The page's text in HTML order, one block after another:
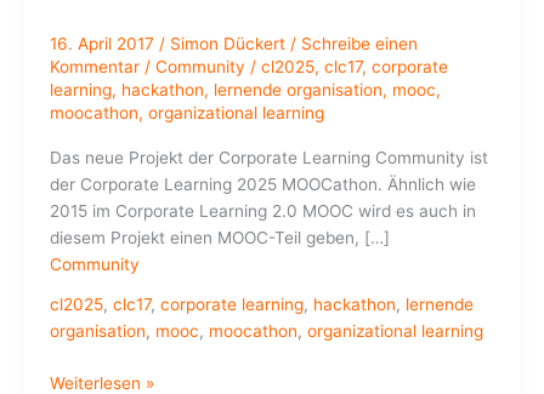
16. April 2017 / Simon Dückert / Schreibe einen
Kommentar / Community / cl2025, clc17, corporate
learning, hackathon, lernende organisation, mooc,
moocathon, organizational learning
Das neue Projekt der Corporate Learning Community ist
der Corporate Learning 2025 MOOCathon. Ähnlich wie
2015 im Corporate Learning 2.0 MOOC wird es auch in
diesem Projekt einen MOOC-Teil geben, […]
Community
cl2025, clc17, corporate learning, hackathon, lernende
organisation, mooc, moocathon, organizational learning
Corporate
Weiterlesen »